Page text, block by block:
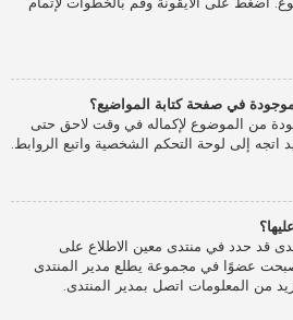
في صفحة كتابة المواضيع؟
من الموضوع لإكماله في وقت لاحق حتى
اتجه إلى لوحة التحكم الشخصية واتبع الروابط.
قد حدد في منتدى معين الاطلاع على
عضوًا في مجموعة يطلع مدير المنتدى
من المعلومات اتصل بمدير المنتدى.